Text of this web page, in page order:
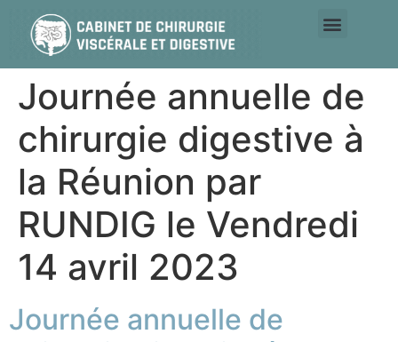
Journée annuelle de
chirurgie digestive à
la Réunion par
RUNDIG le Vendredi
14 avril 2023
Journée annuelle de